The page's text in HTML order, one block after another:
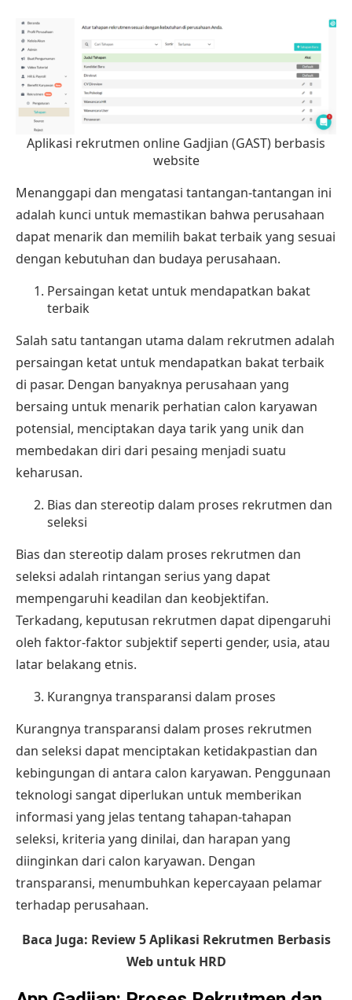
Aplikasi rekrutmen online Gadjian (GAST) berbasis
website
Menanggapi dan mengatasi tantangan-tantangan ini
adalah kunci untuk memastikan bahwa perusahaan
dapat menarik dan memilih bakat terbaik yang sesuai
dengan kebutuhan dan budaya perusahaan.
Persaingan ketat untuk mendapatkan bakat
terbaik
Salah satu tantangan utama dalam rekrutmen adalah
persaingan ketat untuk mendapatkan bakat terbaik
di pasar. Dengan banyaknya perusahaan yang
bersaing untuk menarik perhatian calon karyawan
potensial, menciptakan daya tarik yang unik dan
membedakan diri dari pesaing menjadi suatu
keharusan.
Bias dan stereotip dalam proses rekrutmen dan
seleksi
Bias dan stereotip dalam proses rekrutmen dan
seleksi adalah rintangan serius yang dapat
mempengaruhi keadilan dan keobjektifan.
Terkadang, keputusan rekrutmen dapat dipengaruhi
oleh faktor-faktor subjektif seperti gender, usia, atau
latar belakang etnis.
Kurangnya transparansi dalam proses
Kurangnya transparansi dalam proses rekrutmen
dan seleksi dapat menciptakan ketidakpastian dan
kebingungan di antara calon karyawan. Penggunaan
teknologi sangat diperlukan untuk memberikan
informasi yang jelas tentang tahapan-tahapan
seleksi, kriteria yang dinilai, dan harapan yang
diinginkan dari calon karyawan. Dengan
transparansi, menumbuhkan kepercayaan pelamar
terhadap perusahaan.
Baca Juga: Review 5 Aplikasi Rekrutmen Berbasis
Web untuk HRD